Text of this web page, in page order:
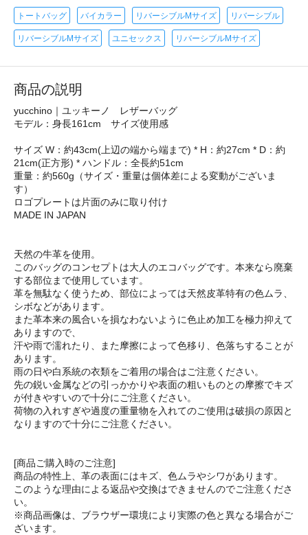
トートバッグ バイカラー リバーシブルMサイズ リバーシブル
リバーシブルMサイズ ユニセックス リバーシブルMサイズ
商品の説明
yucchino｜ユッキーノ レザーバッグ
モデル：身長161cm サイズ使用感
サイズ W：約43cm(上辺の端から端まで) * H：約27cm * D：約
21cm(正方形) * ハンドル：全長約51cm
重量：約560g（サイズ・重量は個体差による変動がございま
す）
ロゴプレートは片面のみに取り付け
MADE IN JAPAN
天然の牛革を使用。
このバッグのコンセプトは大人のエコバッグです。本来なら廃棄
する部位まで使用しています。
革を無駄なく使うため、部位によっては天然皮革特有の色ムラ、
シボなどがあります。
また革本来の風合いを損なわないように色止め加工を極力抑えて
ありますので、
汗や雨で濡れたり、また摩擦によって色移り、色落ちすることが
あります。
雨の日や白系統の衣類をご着用の場合はご注意ください。
先の鋭い金属などの引っかかりや表面の粗いものとの摩擦でキズ
が付きやすいので十分にご注意ください。
荷物の入れすぎや過度の重量物を入れてのご使用は破損の原因と
なりますので十分にご注意ください。
[商品ご購入時のご注意]
商品の特性上、革の表面にはキズ、色ムラやシワがあります。
このような理由による返品や交換はできませんのでご注意くださ
い。
※商品画像は、ブラウザー環境により実際の色と異なる場合がご
ざいます。